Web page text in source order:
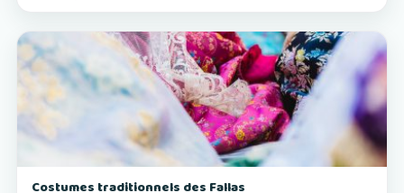
Costumes traditionnels des Fallas